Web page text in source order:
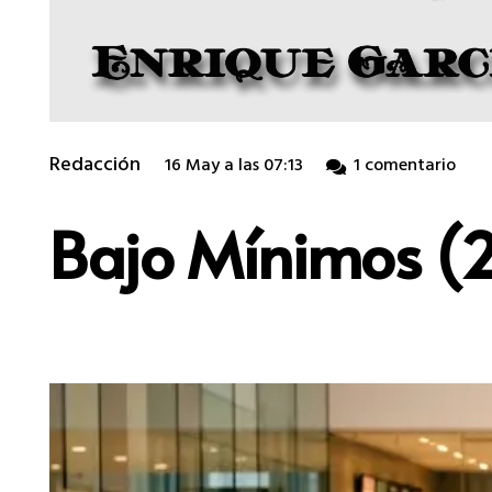
Redacción 16 May a las 07:13 1comentario
Bajo Mínimos